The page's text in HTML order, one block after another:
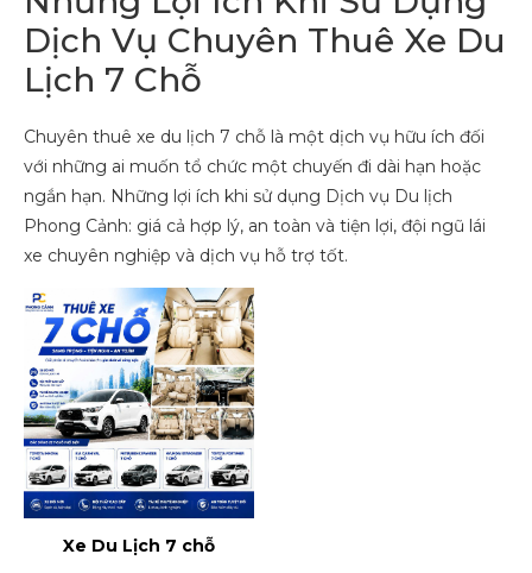
Dịch Vụ Chuyên Thuê Xe Du
Lịch 7 Chỗ
Chuyên thuê xe du lịch 7 chỗ là một dịch vụ hữu ích đối
với những ai muốn tổ chức một chuyến đi dài hạn hoặc
ngắn hạn. Những lợi ích khi sử dụng Dịch vụ Du lịch
Phong Cảnh: giá cả hợp lý, an toàn và tiện lợi, đội ngũ lái
xe chuyên nghiệp và dịch vụ hỗ trợ tốt.
Xe Du Lịch 7 chỗ